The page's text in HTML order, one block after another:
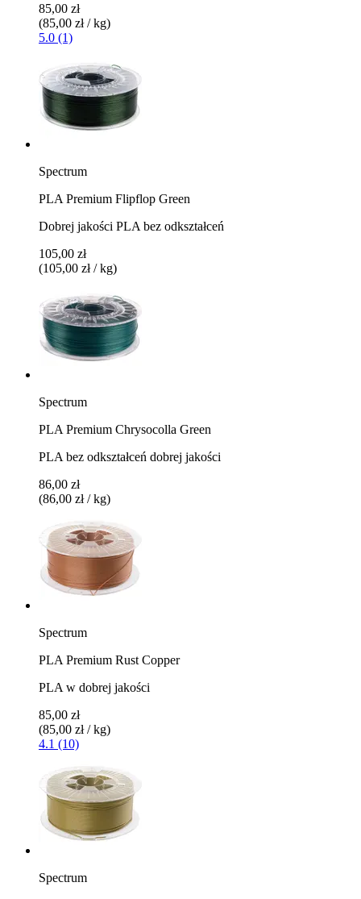
85,00 zł
(85,00 zł / kg)
5.0 (1)
Spectrum
PLA Premium Flipflop Green
Dobrej jakości PLA bez odkształceń
105,00 zł
(105,00 zł / kg)
Spectrum
PLA Premium Chrysocolla Green
PLA bez odkształceń dobrej jakości
86,00 zł
(86,00 zł / kg)
Spectrum
PLA Premium Rust Copper
PLA w dobrej jakości
85,00 zł
(85,00 zł / kg)
4.1 (10)
Spectrum